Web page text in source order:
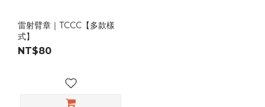
雷射臂章｜TCCC【多款樣
式】
NT$80